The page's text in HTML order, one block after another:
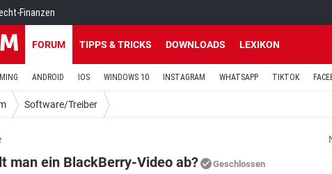
Finanzen
FORUM TIPPS & TRICKS DOWNLOADS LEXIKON
ANDROID IOS WINDOWS 10 INSTAGRAM WHATSAPP TIKTOK
Software/Treiber
man ein BlackBerry-Video ab? Geschlossen